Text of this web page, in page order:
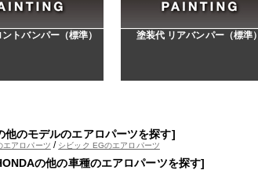
トバンパー（標準） 塗装代 リアバンパー（標準）
他のモデルのエアロパーツを探す]
エアロパーツ / シビック EGのエアロパーツ
の他の車種のエアロパーツを探す]